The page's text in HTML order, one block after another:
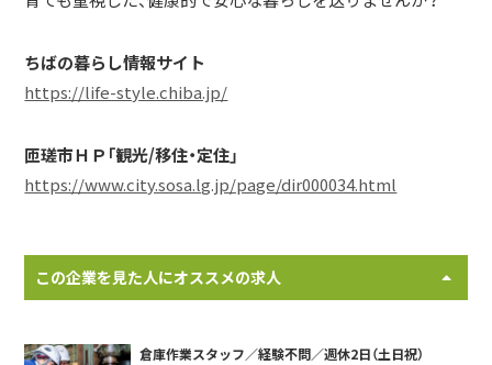
ちばの暮らし情報サイト
https://life-style.chiba.jp/
匝瑳市ＨＰ「観光/移住・定住」
https://www.city.sosa.lg.jp/page/dir000034.html
この企業を見た人にオススメの求人
倉庫作業スタッフ／経験不問／週休2日（土日祝）